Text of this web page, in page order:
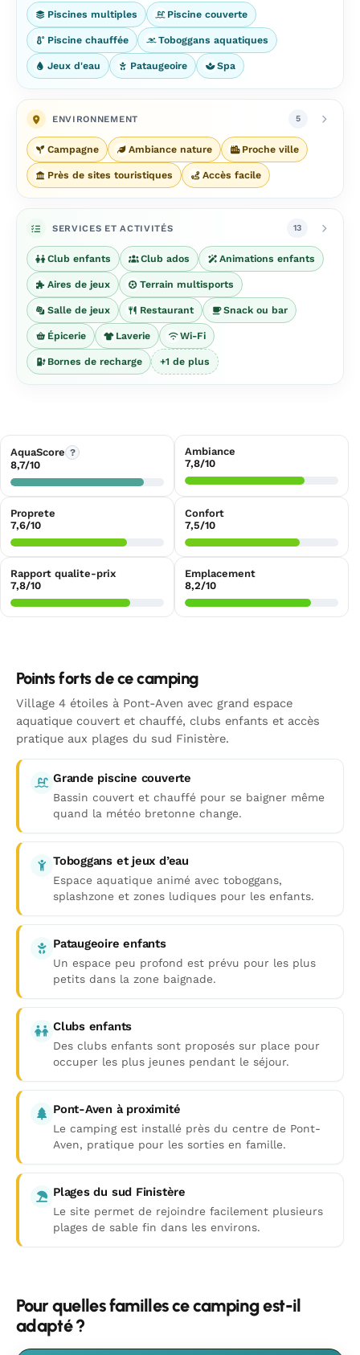
Piscines multiples Piscine couverte
Piscine chauffée Toboggans aquatiques
Jeux d'eau Pataugeoire Spa
ENVIRONNEMENT 5
Campagne Ambiance nature Proche ville
Près de sites touristiques Accès facile
SERVICES ET ACTIVITÉS 13
Club enfants Club ados Animations enfants
Aires de jeux Terrain multisports
Salle de jeux Restaurant Snack ou bar
Épicerie Laverie Wi-Fi
Bornes de recharge +1 de plus
AquaScore ?
8,7/10
Ambiance
7,8/10
Proprete
7,6/10
Confort
7,5/10
Rapport qualite-prix
7,8/10
Emplacement
8,2/10
Points forts de ce camping
Village 4 étoiles à Pont-Aven avec grand espace
aquatique couvert et chauffé, clubs enfants et accès
pratique aux plages du sud Finistère.
Grande piscine couverte
Bassin couvert et chauffé pour se baigner même
quand la météo bretonne change.
Toboggans et jeux d’eau
Espace aquatique animé avec toboggans,
splashzone et zones ludiques pour les enfants.
Pataugeoire enfants
Un espace peu profond est prévu pour les plus
petits dans la zone baignade.
Clubs enfants
Des clubs enfants sont proposés sur place pour
occuper les plus jeunes pendant le séjour.
Pont-Aven à proximité
Le camping est installé près du centre de Pont-
Aven, pratique pour les sorties en famille.
Plages du sud Finistère
Le site permet de rejoindre facilement plusieurs
plages de sable fin dans les environs.
Pour quelles familles ce camping est-il
adapté ?